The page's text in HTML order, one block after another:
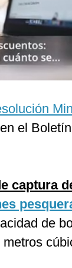
el
captura
de